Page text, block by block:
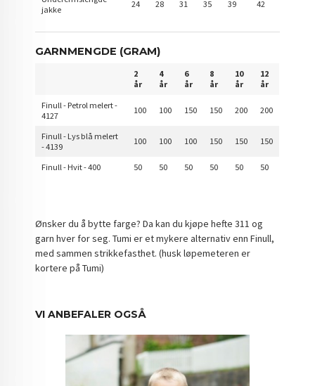
jakke
24 28 31 35 39 42
GARNMENGDE (GRAM)
2
år
4
år
6
år
8
år
10
år
12
år
Finull - Petrol melert -
4127
100 100 150 150 200 200
Finull - Lys blå melert
- 4139
100 100 100 150 150 150
Finull - Hvit - 400 50 50 50 50 50 50
Ønsker du å bytte farge? Da kan du kjøpe hefte 311 og
garn hver for seg. Tumi er et mykere alternativ enn Finull,
med sammen strikkefasthet. (husk løpemeteren er
kortere på Tumi)
VI ANBEFALER OGSÅ